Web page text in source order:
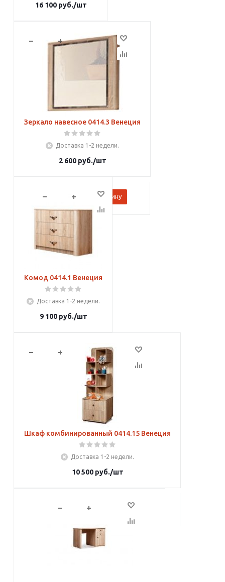
16 100руб./шт
В корзину
Зеркало навесное 0414.3 Венеция
Доставка 1-2 недели.
2 600руб./шт
В корзину
Комод 0414.1 Венеция
Доставка 1-2 недели.
9 100руб./шт
В корзину
Шкаф комбинированный 0414.15 Венеция
Доставка 1-2 недели.
10 500руб./шт
В корзину